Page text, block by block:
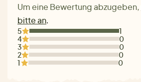
Um eine Bewertung abzugeben,
bitte an.
5
1
4
0
3
0
2
0
1
0